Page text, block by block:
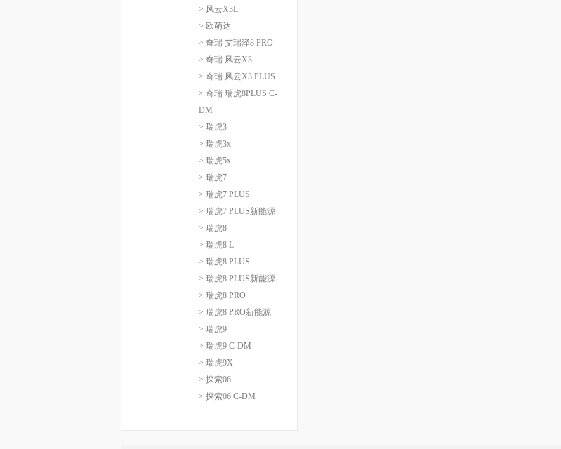
> 风云X3L
> 欧萌达
> 奇瑞 艾瑞泽8 PRO
> 奇瑞 风云X3
> 奇瑞 风云X3 PLUS
> 奇瑞 瑞虎8PLUS C-
DM
> 瑞虎3
> 瑞虎3x
> 瑞虎5x
> 瑞虎7
> 瑞虎7 PLUS
> 瑞虎7 PLUS新能源
> 瑞虎8
> 瑞虎8 L
> 瑞虎8 PLUS
> 瑞虎8 PLUS新能源
> 瑞虎8 PRO
> 瑞虎8 PRO新能源
> 瑞虎9
> 瑞虎9 C-DM
> 瑞虎9X
> 探索06
> 探索06 C-DM